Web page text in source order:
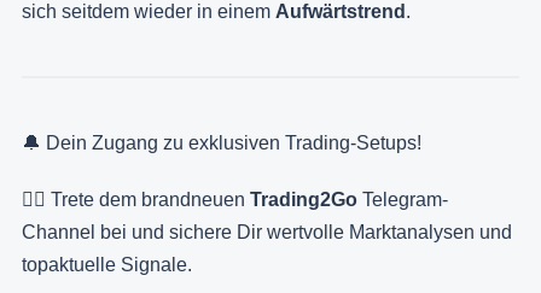
sich seitdem wieder in einem Aufwärtstrend .
🔔 Dein Zugang zu exklusiven Trading-Setups!
👉🏻 Trete dem brandneuen Trading2Go Telegram-
Channel bei und sichere Dir wertvolle Marktanalysen und
topaktuelle Signale.